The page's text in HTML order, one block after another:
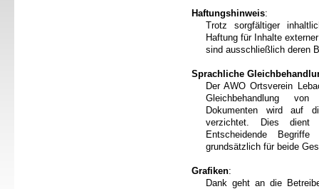
Haftungshinweis:
Trotz sorgfältiger
Haftung für Inhalte
sind ausschließlich deren
Sprachliche
Der AWO Ortsverein
Gleichbehandlung
Dokumenten wird auf
verzichtet. Dies dient
Entscheidende
grundsätzlich für beide
Grafiken:
Dank geht an die